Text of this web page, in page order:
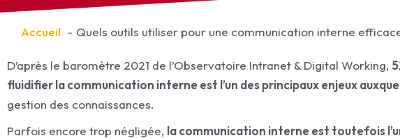
Accueil Quels outils utiliser pour une communication interne
D’après le baromètre 2021 de l’Observatoire Intranet & Digital Working,
fluidifier la communication interne est l’un des principaux enjeux
gestion des connaissances.
Parfois encore trop négligée, la communication interne est toutefois